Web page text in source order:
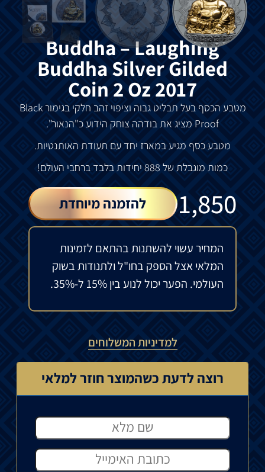
Buddha – Laughing
Buddha Silver Gilded
Coin 2 Oz 2017
מטבע הכסף בעל תבליט גבוה וציפוי זהב חלקי בגימור Black
Proof מציג את בודהה צוחק הידוע כ"הנאור".
מטבע כסף מגיע במארז יחד עם תעודת האותנטיות.
כמות מוגבלת של 888 יחידות בלבד ברחבי העולם!
1,850
₪ להזמנה מיוחדת
המחיר עשוי להשתנות בהתאם לזמינות
המלאי אצל הספק בחו"ל ולתנודות בשוק
העולמי. הפער יכול לנוע בין 15% ל-35%.
למדיניות המשלוחים
רוצה לדעת כשהמוצר חוזר למלאי